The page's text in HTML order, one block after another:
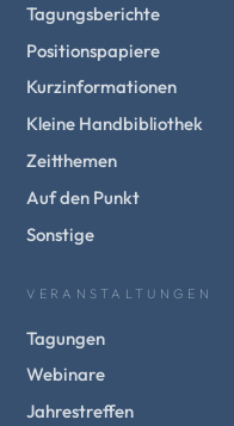
Tagungsberichte
Positionspapiere
Kurzinformationen
Kleine Handbibliothek
Zeitthemen
Auf den Punkt
Sonstige
VERANSTALTUNGEN
Tagungen
Webinare
Jahrestreffen